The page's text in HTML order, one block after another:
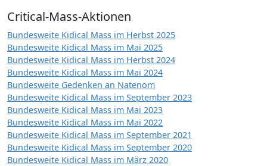
Critical-Mass-Aktionen
Bundesweite Kidical Mass im Herbst 2025
Bundesweite Kidical Mass im Mai 2025
Bundesweite Kidical Mass im Herbst 2024
Bundesweite Kidical Mass im Mai 2024
Bundesweite Gedenken an Natenom
Bundesweite Kidical Mass im September 2023
Bundesweite Kidical Mass im Mai 2023
Bundesweite Kidical Mass im Mai 2022
Bundesweite Kidical Mass im September 2021
Bundesweite Kidical Mass im September 2020
Bundesweite Kidical Mass im März 2020